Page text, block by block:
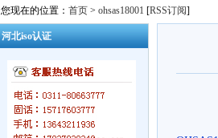
您现在的位置： 首页 > ohsas18001 [RSS订阅]
河北iso认证